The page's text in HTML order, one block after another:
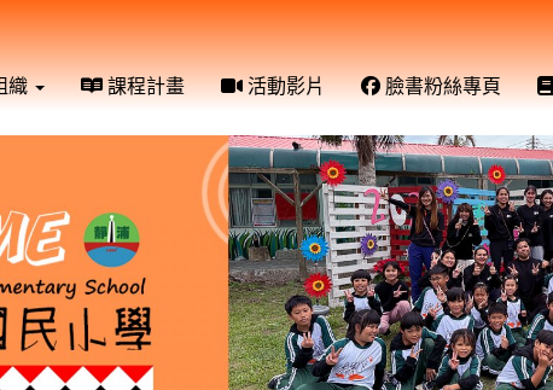
織 課程計畫 活動影片 臉書粉絲專頁